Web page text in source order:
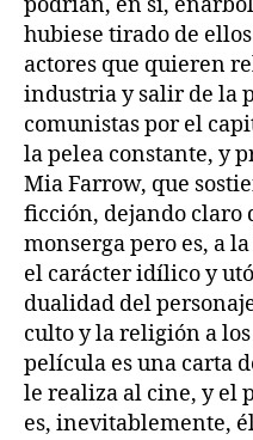
podrían, en sí,
hubiese tirado de
actores que quieren
industria y salir de la
comunistas por el
la pelea constante, y
Mia Farrow, que
ficción, dejando claro
monserga pero es, a
el carácter idílico y
dualidad del
culto y la religión a
película es una carta
le realiza al cine, y el
es, inevitablemente,